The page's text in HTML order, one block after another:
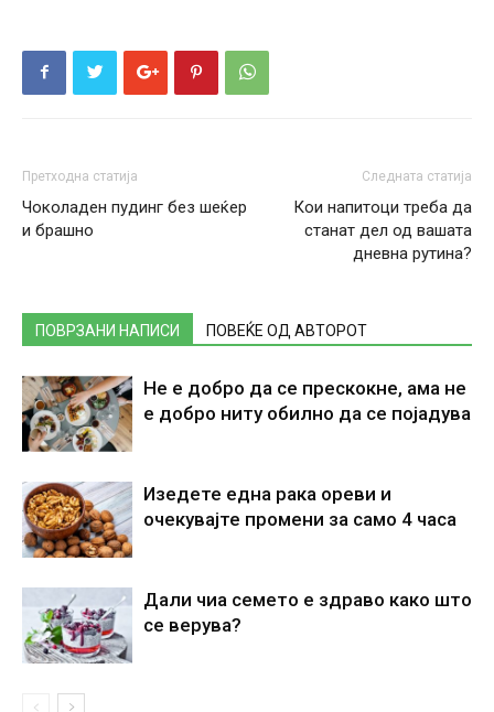
Претходна статија
Чоколаден пудинг без шеќер
и брашно
Следната статија
Кои напитоци треба да
станат дел од вашата
дневна рутина?
ПОВРЗАНИ НАПИСИ ПОВЕЌЕ ОД АВТОРОТ
Не е добро да се прескокне, ама не
е добро ниту обилно да се појадува
Изедете една рака ореви и
очекувајте промени за само 4 часа
Дали чиа семето е здраво како што
се верува?